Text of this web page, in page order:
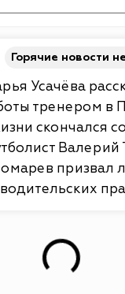
Горячие новости
Усачёва
тренером в
скончался
Валерий
призвал